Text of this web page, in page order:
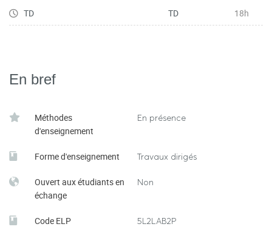
TD TD 18h
En bref
Méthodes
d'enseignement
En présence
Forme d'enseignement Travaux dirigés
Ouvert aux étudiants en
échange
Non
Code ELP 5L2LAB2P